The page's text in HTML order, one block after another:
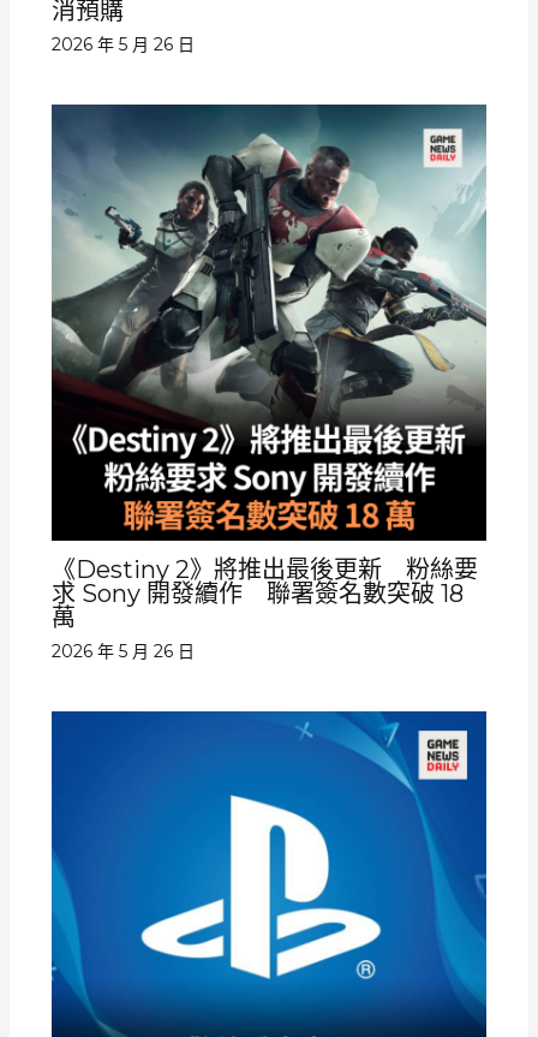
消預購
2026 年 5 月 26 日
《Destiny 2》將推出最後更新 粉絲要
求 Sony 開發續作 聯署簽名數突破 18
萬
2026 年 5 月 26 日